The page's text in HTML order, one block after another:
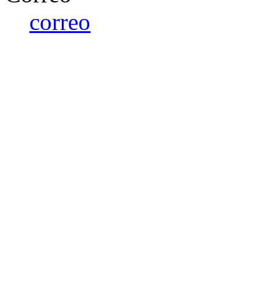
correo